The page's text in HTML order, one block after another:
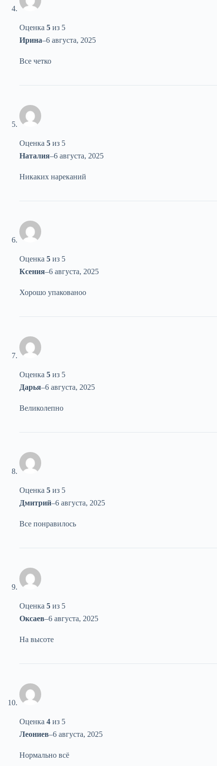
Оценка 5 из 5
Ирина–6 августа, 2025
Все четко
Оценка 5 из 5
Наталия–6 августа, 2025
Никаких нареканий
Оценка 5 из 5
Ксения–6 августа, 2025
Хорошо упакованоо
Оценка 5 из 5
Дарья–6 августа, 2025
Великолепно
Оценка 5 из 5
Дмитрий–6 августа, 2025
Все понравилось
Оценка 5 из 5
Оксаев–6 августа, 2025
На высоте
Оценка 4 из 5
Леониев–6 августа, 2025
Нормально всё